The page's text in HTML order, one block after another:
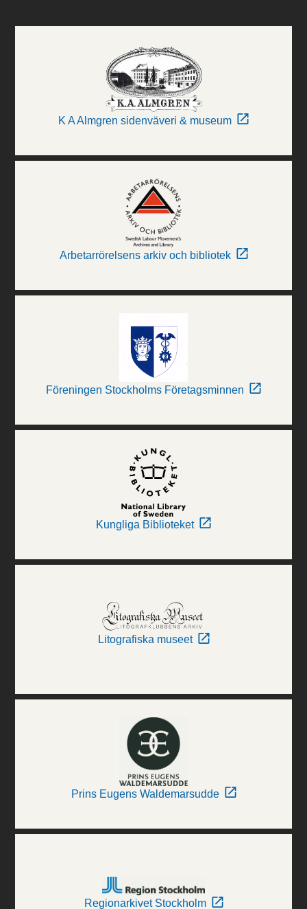
K A Almgren sidenväveri & museum
Arbetarrörelsens arkiv och bibliotek
Föreningen Stockholms Företagsminnen
Kungliga Biblioteket
Litografiska museet
Prins Eugens Waldemarsudde
Regionarkivet Stockholm